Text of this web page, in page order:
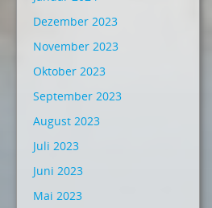
Dezember 2023
November 2023
Oktober 2023
September 2023
August 2023
Juli 2023
Juni 2023
Mai 2023